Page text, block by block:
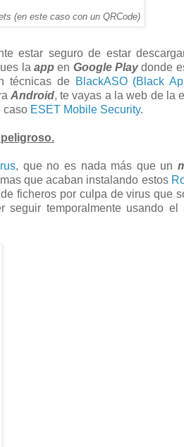
(en este caso con un QRCode)
estar seguro de estar
laapp en Google Playdonde
técnicas de BlackASO (Black
Android, te vayas a la web de la
caso ESET Mobile Security.
, que no es nada más que un
que acaban instalando estos
ficheros por culpa de virus que
temporalmente usando el